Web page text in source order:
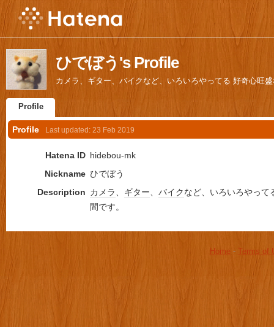
ひでぼう's Profile
カメラ、ギター、バイクなど、いろいろやってる 好奇心旺
Profile
Profile Last updated: 23 Feb 2019
Hatena ID hidebou-mk
Nickname ひでぼう
Description カメラ、 ギター、 バイクなど、いろいろやって
間です。
Home- Terms of